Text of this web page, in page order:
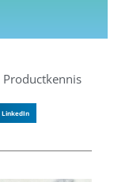
Productkennis
LinkedIn